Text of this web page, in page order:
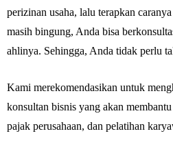
perizinan usaha, lalu terapkan
masih bingung, Anda bisa
ahlinya. Sehingga, Anda tidak perlu
Kami merekomendasikan untuk
konsultan bisnis yang akan
pajak perusahaan, dan pelatihan